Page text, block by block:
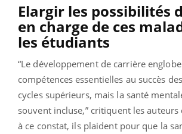
Elargir les possibilités
en charge de ces
les étudiants
“Le développement de carrière
compétences essentielles au succès
cycles supérieurs, mais la santé
souvent incluse,” critiquent les auteurs
à ce constat, ils plaident pour que la